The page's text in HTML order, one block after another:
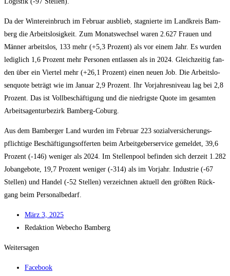
Da der Win­ter­ein­bruch im Febru­ar aus­blieb, sta­gnier­te im Land­kreis Bam­
berg die Arbeits­lo­sig­keit. Zum Monats­wech­sel waren 2.627 Frau­en und
Män­ner arbeits­los, 133 mehr (+5,3 Pro­zent) als vor einem Jahr. Es wur­den
ledig­lich 1,6 Pro­zent mehr Per­so­nen ent­las­sen als in 2024. Gleich­zei­tig fan­
den über ein Vier­tel mehr (+26,1 Pro­zent) einen neu­en Job. Die Arbeits­lo­
sen­quo­te beträgt wie im Janu­ar 2,9 Pro­zent. Ihr Vor­jah­res­ni­veau lag bei 2,8
Pro­zent. Das ist Voll­be­schäf­ti­gung und die nied­rigs­te Quo­te im gesam­ten
Arbeits­agen­tur­be­zirk Bamberg-Coburg.
Aus dem Bam­ber­ger Land wur­den im Febru­ar 223 sozi­al­ver­si­che­rungs­
pflich­ti­ge Beschäf­ti­gungs­of­fer­ten beim Arbeit­ge­ber­ser­vice gemel­det, 39,6
Pro­zent (-146) weni­ger als 2024. Im Stel­len­pool befin­den sich der­zeit 1.282
Job­an­ge­bo­te, 19,7 Pro­zent weni­ger (-314) als im Vor­jahr. Indus­trie (-67
Stel­len) und Han­del (-52 Stel­len) ver­zeich­nen aktu­ell den größ­ten Rück­
gang beim Personalbedarf.
März 3, 2025
Redak­ti­on Web­echo Bamberg
Weitersagen
Facebook